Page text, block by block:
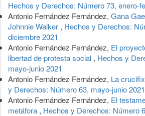
Hechos y Derechos: Número 73, enero-
Antonio Fernández Fernández, Gana
Johnnie Walker , Hechos y Derechos:
diciembre 2021
Antonio Fernández Fernández, El
libertad de protesta social , Hechos y
mayo-junio 2021
Antonio Fernández Fernández, La
y Derechos: Número 63, mayo-junio 2021
Antonio Fernández Fernández, El
metáfora , Hechos y Derechos: Número